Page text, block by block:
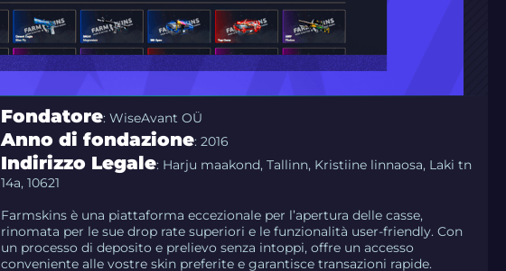
Fondatore: WiseAvant OÜ
Anno di fondazione: 2016
Indirizzo Legale: Harju maakond, Tallinn, Kristiine linnaosa, Laki tn
14a, 10621
Farmskins è una piattaforma eccezionale per l’apertura delle casse,
rinomata per le sue drop rate superiori e le funzionalità user-friendly. Con
un processo di deposito e prelievo senza intoppi, offre un accesso
conveniente alle vostre skin preferite e garantisce transazioni rapide.